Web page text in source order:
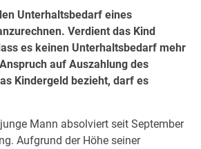
Unterhaltsbedarf eines
Verdient das Kind
es keinen Unterhaltsbedarf mehr
auf Auszahlung des
Kindergeld bezieht, darf es
Mann absolviert seit September
Aufgrund der Höhe seiner